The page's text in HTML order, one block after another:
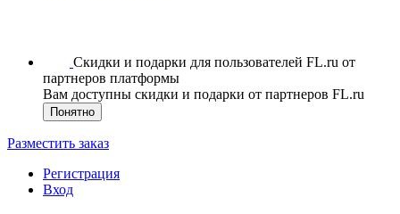
Скидки и подарки для пользователей FL.ru от
партнеров платформы
Вам доступны скидки и подарки от партнеров FL.ru
Понятно
Разместить заказ
Регистрация
Вход